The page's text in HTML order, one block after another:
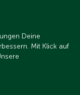
elektrofahrzeug.png
Deine
Mit Klick auf